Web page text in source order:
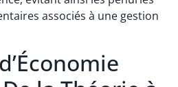
associés à une gestion